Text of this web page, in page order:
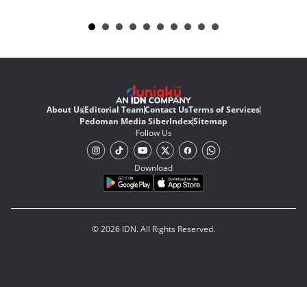
About UsEditorial TeamContact UsTerms of Services
Pedoman Media SiberIndexSitemap
Follow Us
Download
© 2026 IDN. All Rights Reserved.